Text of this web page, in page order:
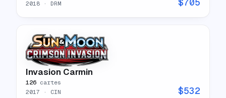
2018 · DRM
Invasion Carmin
126 cartes
2017 · CIN $532